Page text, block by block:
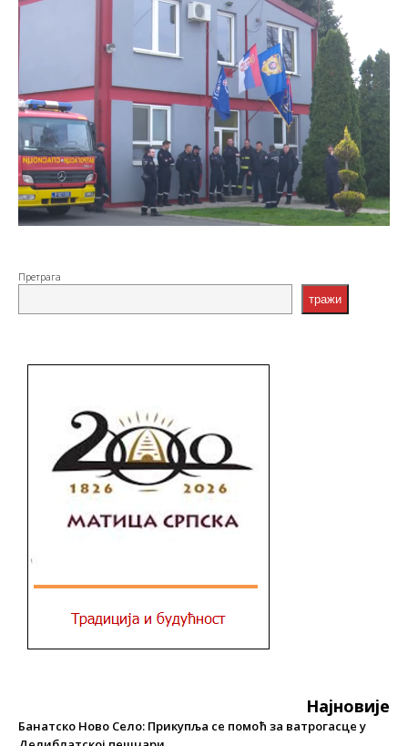
Претрага
тражи
Најновије
Банатско Ново Село: Прикупља се помоћ за ватрогасце у